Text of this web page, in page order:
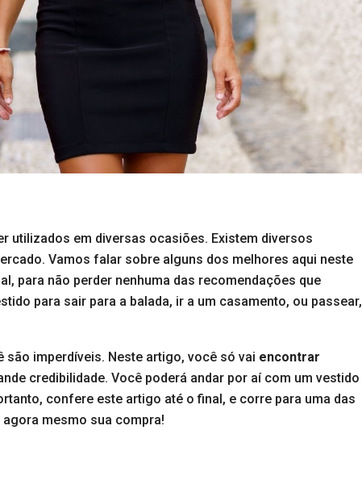
utilizados em diversas ocasiões. Existem diversos
Vamos falar sobre alguns dos melhores aqui neste
para não perder nenhuma das recomendações que
para sair para a balada, ir a um casamento, ou passear,
imperdíveis. Neste artigo, você só vai encontrar
credibilidade. Você poderá andar por aí com um vestido
confere este artigo até o final, e corre para uma das
mesmo sua compra!